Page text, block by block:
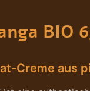
BIO
Creme aus